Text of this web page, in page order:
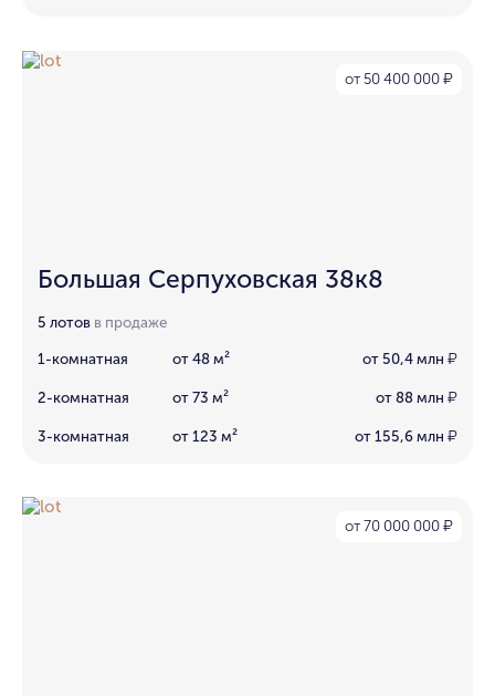
от 50 400 000 ₽
Большая Серпуховская 38к8
5 лотов в продаже
1-комнатная от 48 м² от 50,4 млн ₽
2-комнатная от 73 м² от 88 млн ₽
3-комнатная от 123 м² от 155,6 млн ₽
от 70 000 000 ₽